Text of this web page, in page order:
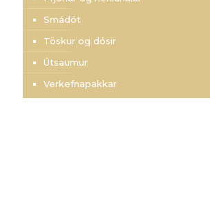
Smádót
Töskur og dósir
Útsaumur
Verkefnapakkar